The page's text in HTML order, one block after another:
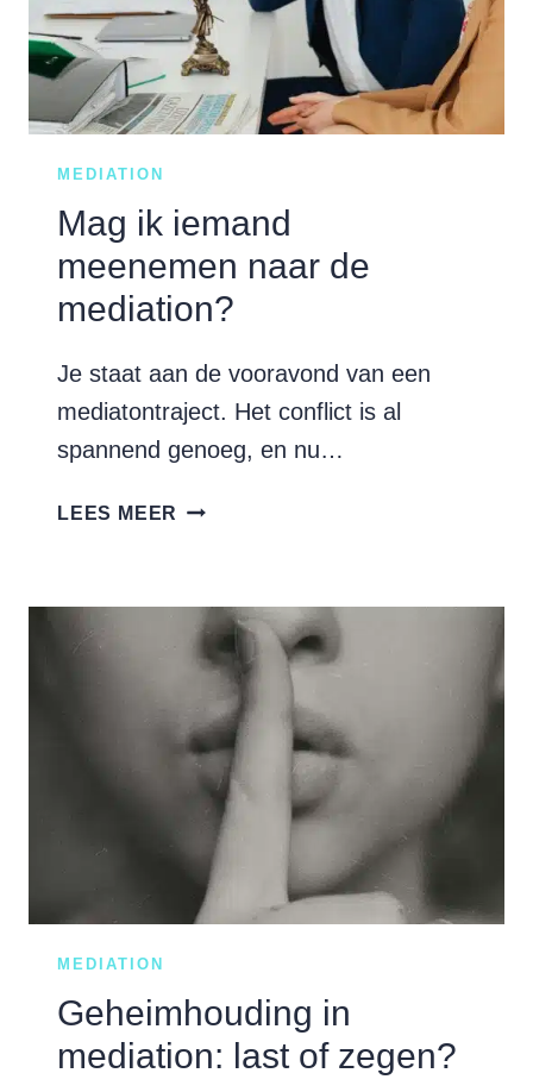
OPGELOST?
MEDIATION
Mag ik iemand
meenemen naar de
mediation?
Je staat aan de vooravond van een
mediatontraject. Het conflict is al
spannend genoeg, en nu…
LEES MEER MAG
NAAR
DE
MEDIATION?
MEDIATION
Geheimhouding in
mediation: last of zegen?